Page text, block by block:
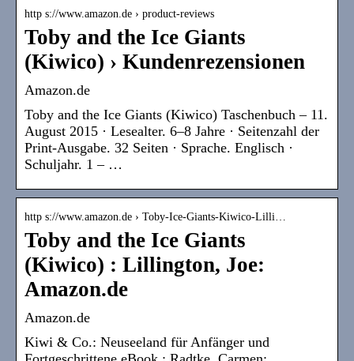
http s://www.amazon.de › product-reviews
Toby and the Ice Giants
(Kiwico) › Kundenrezensionen
Amazon.de
Toby and the Ice Giants (Kiwico) Taschenbuch – 11.
August 2015 · Lesealter. 6–8 Jahre · Seitenzahl der
Print-Ausgabe. 32 Seiten · Sprache. Englisch ·
Schuljahr. 1 – …
http s://www.amazon.de › Toby-Ice-Giants-Kiwico-Lilli…
Toby and the Ice Giants
(Kiwico) : Lillington, Joe:
Amazon.de
Amazon.de
Kiwi & Co.: Neuseeland für Anfänger und